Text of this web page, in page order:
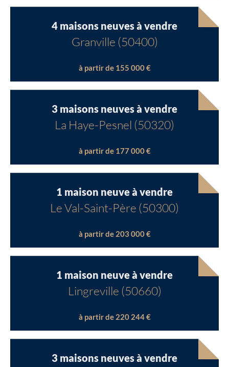
4 maisons neuves à vendre
Granville (50400)
à partir de 155 000 €
3 maisons neuves à vendre
La Haye-Pesnel (50320)
à partir de 177 000 €
1 maison neuve à vendre
Le Val-Saint-Père (50300)
à partir de 203 000 €
1 maison neuve à vendre
Lingreville (50660)
à partir de 220 244 €
3 maisons neuves à vendre